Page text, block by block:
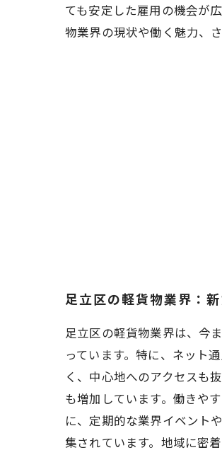
ても安定した雇用の機会が
物業界の現状や働く魅力、
足立区の軽貨物業界：
足立区の軽貨物業界は、今
っています。特に、ネット
く、中心地へのアクセスも
も増加しています。働きや
に、定期的な業界イベント
集されています。地域に密